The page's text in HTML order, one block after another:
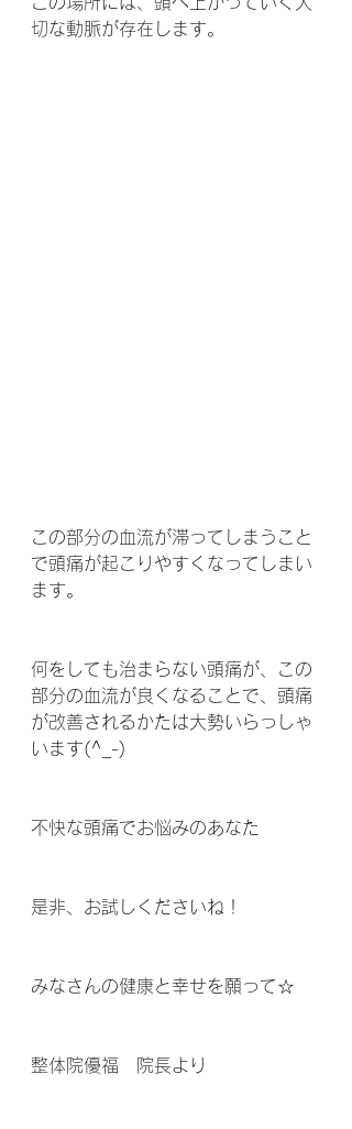
切な動脈が存在します。
この部分の血流が滞ってしまうこと
で頭痛が起こりやすくなってしまい
ます。
何をしても治まらない頭痛が、この
部分の血流が良くなることで、頭痛
が改善されるかたは大勢いらっしゃ
います(^_-)
不快な頭痛でお悩みのあなた
是非、お試しくださいね！
みなさんの健康と幸せを願って☆
整体院優福　院長より